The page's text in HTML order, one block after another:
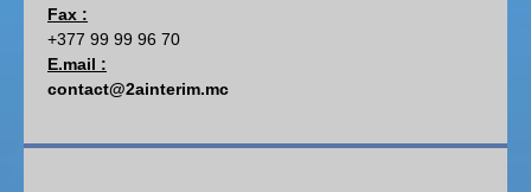
Fax :
+377 99 99 96 70
E.mail :
contact@2ainterim.mc